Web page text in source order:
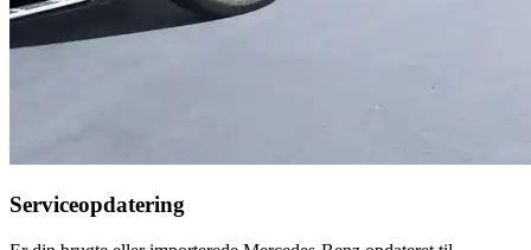
Serviceopdatering